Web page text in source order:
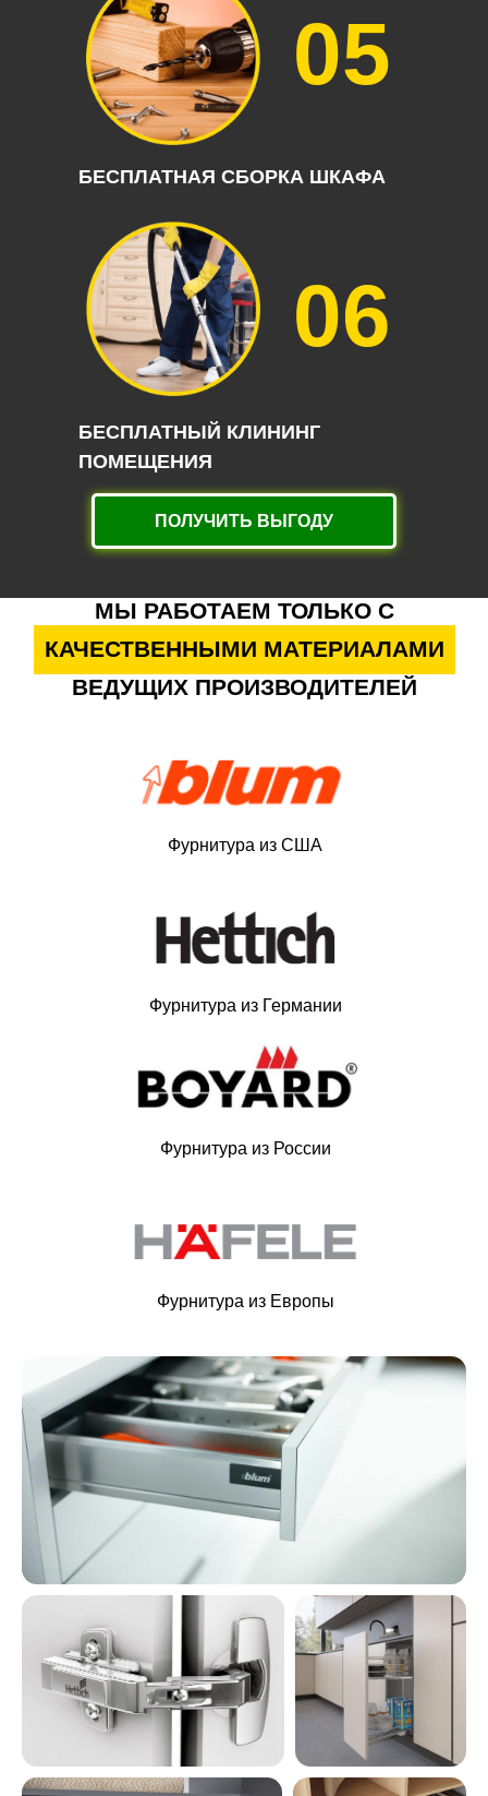
БЕСПЛАТНАЯ СБОРКА ШКАФА
05
БЕСПЛАТНЫЙ КЛИНИНГ
ПОМЕЩЕНИЯ
06
ПОЛУЧИТЬ ВЫГОДУ
МЫ РАБОТАЕМ ТОЛЬКО С
КАЧЕСТВЕННЫМИ МАТЕРИАЛАМИ
ВЕДУЩИХ ПРОИЗВОДИТЕЛЕЙ
Фурнитура из США
Фурнитура из Германии
Фурнитура из России
Фурнитура из Европы